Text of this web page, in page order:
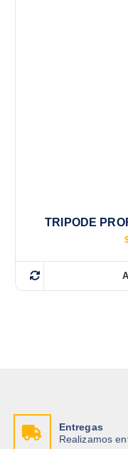
TRIPODE
Entregas
Realizamos